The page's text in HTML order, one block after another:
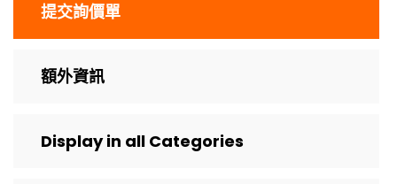
提交詢價單
額外資訊
Display in all Categories